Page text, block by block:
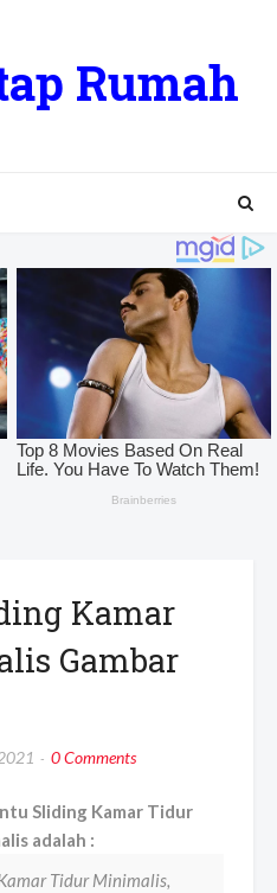
Rumah
Kamar
Gambar
0 Comments
Sliding Kamar Tidur
adalah :
Tidur Minimalis,